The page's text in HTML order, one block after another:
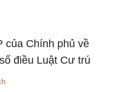
của Chính phủ về
điều Luật Cư trú